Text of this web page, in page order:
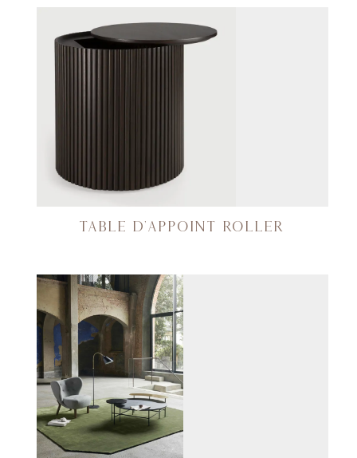
TABLE D’APPOINT ROLLER